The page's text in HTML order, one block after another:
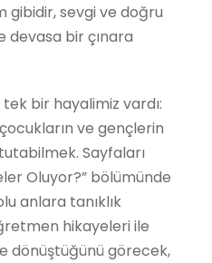
gibidir, sevgi ve doğru
bir çınara
tek bir hayalimiz vardı:
ve gençlerin
Sayfaları
Oluyor?” bölümünde
anlara tanıklık
hikayeleri ile
dönüştüğünü görecek,